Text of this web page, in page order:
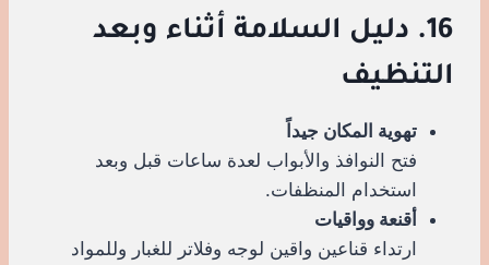
16. دليل السلامة أثناء وبعد
التنظيف
تهوية المكان جيداً
فتح النوافذ والأبواب لعدة ساعات قبل وبعد
استخدام المنظفات.
أقنعة وواقيات
ارتداء قناعين واقين لوجه وفلاتر للغبار وللمواد